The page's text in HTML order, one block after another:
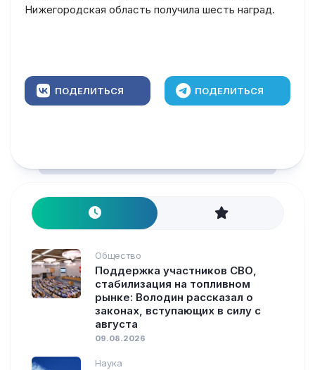
Нижегородская область получила шесть наград.
ПОДЕЛИТЬСЯ ПОДЕЛИТЬСЯ
Общество
Поддержка участников СВО,
стабилизация на топливном
рынке: Володин рассказал о
законах, вступающих в силу с
августа
09.08.2026
Наука